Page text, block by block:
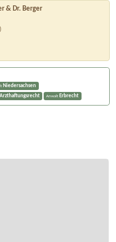
& Dr. Berger
)
Niedersachsen
Arzthaftungsrecht Anwalt Erbrecht